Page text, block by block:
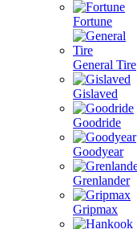
Fortune
General Tire
Gislaved
Goodride
Goodyear
Grenlander
Gripmax